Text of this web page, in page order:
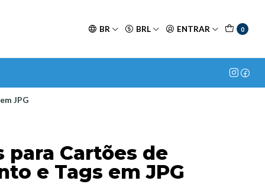
BR BRL ENTRAR 0
JPG
para Cartões de
e Tags em JPG